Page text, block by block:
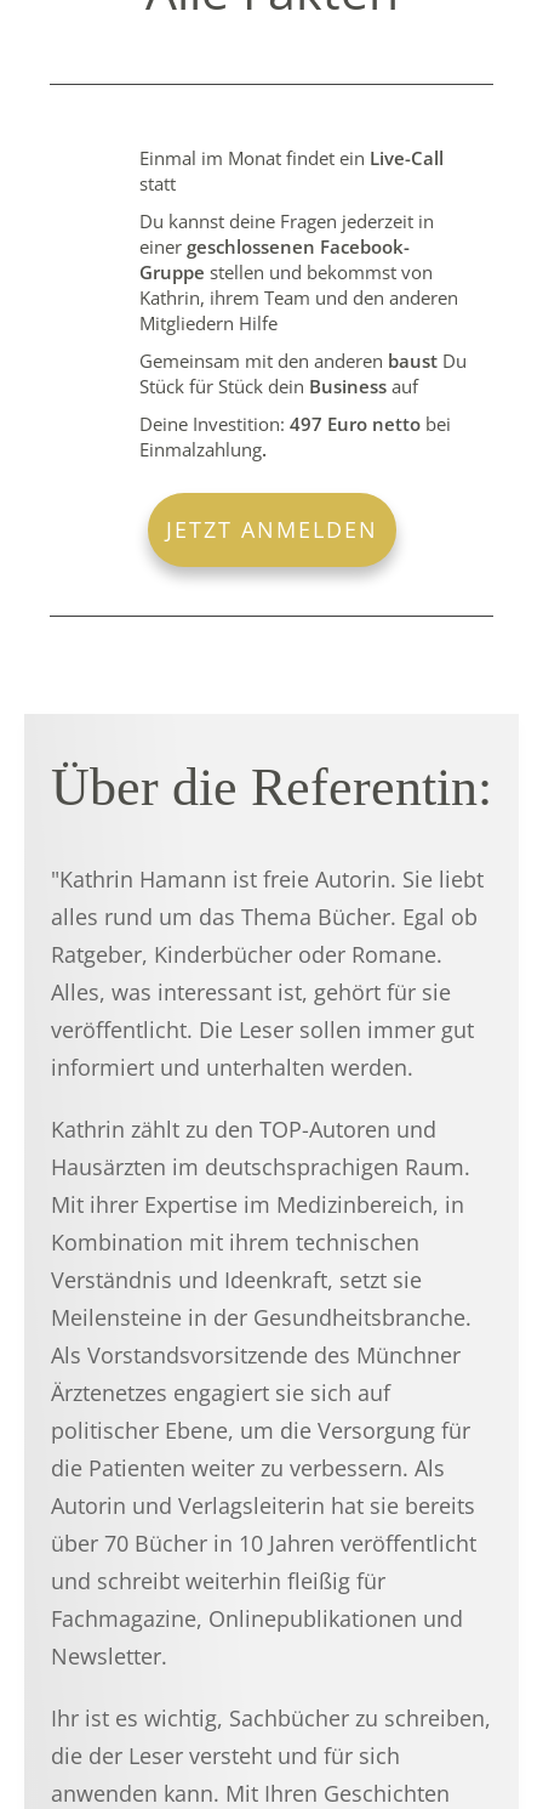
Einmal im Monat findet ein Live-Call
statt
Du kannst deine Fragen jederzeit in
einer geschlossenen Facebook-
Gruppe stellen und bekommst von
Kathrin, ihrem Team und den anderen
Mitgliedern Hilfe
Gemeinsam mit den anderen baust Du
Stück für Stück dein Business auf
Deine Investition: 497 Euro netto bei
Einmalzahlung.
JETZT ANMELDEN
Über die Referentin:
"Kathrin Hamann ist freie Autorin. Sie liebt
alles rund um das Thema Bücher. Egal ob
Ratgeber, Kinderbücher oder Romane.
Alles, was interessant ist, gehört für sie
veröffentlicht. Die Leser sollen immer gut
informiert und unterhalten werden.
Kathrin zählt zu den TOP-Autoren und
Hausärzten im deutschsprachigen Raum.
Mit ihrer Expertise im Medizinbereich, in
Kombination mit ihrem technischen
Verständnis und Ideenkraft, setzt sie
Meilensteine in der Gesundheitsbranche.
Als Vorstandsvorsitzende des Münchner
Ärztenetzes engagiert sie sich auf
politischer Ebene, um die Versorgung für
die Patienten weiter zu verbessern. Als
Autorin und Verlagsleiterin hat sie bereits
über 70 Bücher in 10 Jahren veröffentlicht
und schreibt weiterhin fleißig für
Fachmagazine, Onlinepublikationen und
Newsletter.
Ihr ist es wichtig, Sachbücher zu schreiben,
die der Leser versteht und für sich
anwenden kann. Mit Ihren Geschichten